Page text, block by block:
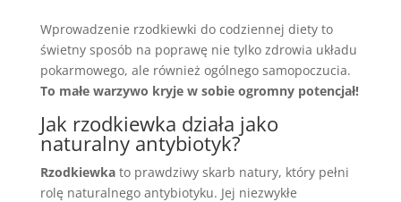
Wprowadzenie rzodkiewki do codziennej diety to
świetny sposób na poprawę nie tylko zdrowia układu
pokarmowego, ale również ogólnego samopoczucia.
To małe warzywo kryje w sobie ogromny potencjał!
Jak rzodkiewka działa jako
naturalny antybiotyk?
Rzodkiewkato prawdziwy skarb natury, który pełni
rolę naturalnego antybiotyku. Jej niezwykłe